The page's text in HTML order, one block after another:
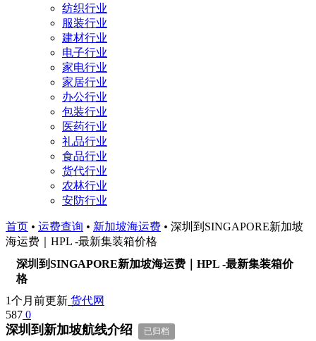
纺织行业
服装行业
建材行业
电子行业
家电行业
家居行业
办公行业
包装行业
医药行业
礼品行业
食品行业
货代行业
农林行业
安防行业
首页 • 运费查询 • 新加坡海运费 • 深圳到SINGAPORE新加坡
海运费｜HPL -最新集装箱价格
深圳到SINGAPORE新加坡海运费｜HPL -最新集装箱价
格
1个月前更新 货代网
587 0
深圳到新加坡航线介绍 已归档